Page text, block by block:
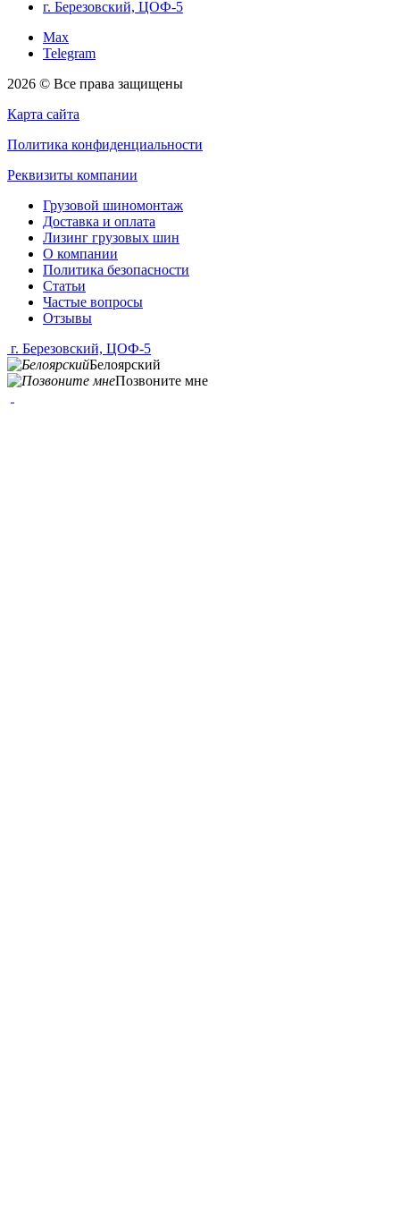
г. Березовский, ЦОФ-5
Max
Telegram
2026 © Все права защищены
Карта сайта
Политика конфиденциальности
Реквизиты компании
Грузовой шиномонтаж
Доставка и оплата
Лизинг грузовых шин
О компании
Политика безопасности
Статьи
Частые вопросы
Отзывы
г. Березовский, ЦОФ-5
Белоярский
Позвоните мне